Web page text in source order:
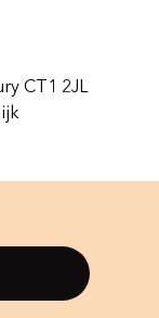
CT1 2JL